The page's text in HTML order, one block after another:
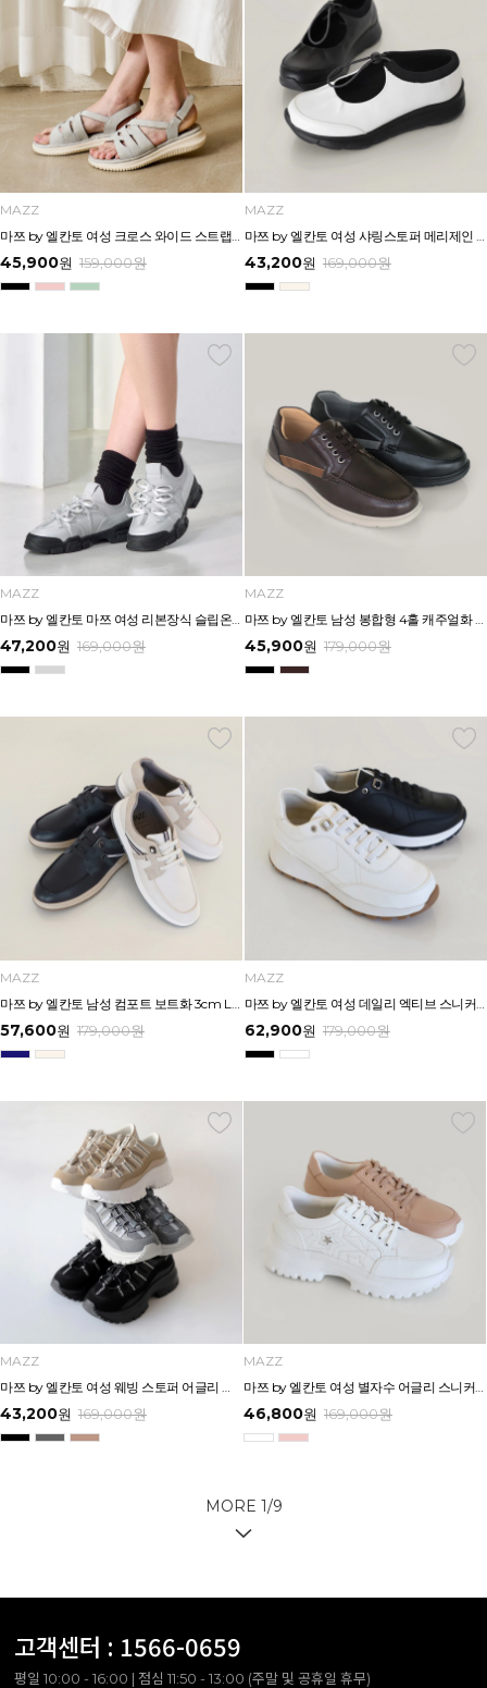
MAZZ
마쯔 by 엘칸토 여성 크로스 와이드 스트랩 컴포트 샌들 3.5cm LCWW27M626
45,900원 159,000원
MAZZ
마쯔 by 엘칸토 여성 샤링스토퍼 메리제인 캐주얼 3cm LCWC98M613
43,200원 169,000원
MAZZ
마쯔 by 엘칸토 마쯔 여성 리본장식 슬립온 스니커즈 3cm LCWS06M613
47,200원 169,000원
MAZZ
마쯔 by 엘칸토 남성 봉합형 4홀 캐주얼화 2.5cm LCMC23M613
45,900원 179,000원
MAZZ
57,600원 179,000원
MAZZ
62,900원 179,000원
MAZZ
43,200원 169,000원
MAZZ
46,800원 169,000원
MORE 1/9
고객센터 : 1566-0659
평일 10:00 - 16:00 | 점심 11:50 - 13:00 (주말 및 공휴일 휴무)